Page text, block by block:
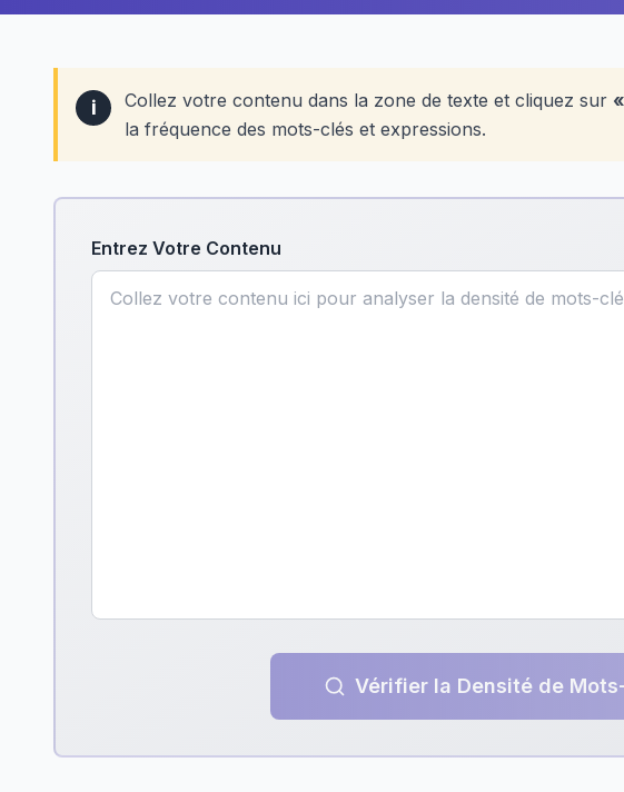
i Collez votre contenu dans la zone de texte et cliquez sur
la fréquence des mots-clés et expressions.
Entrez Votre Contenu
Vérifier la Densité de